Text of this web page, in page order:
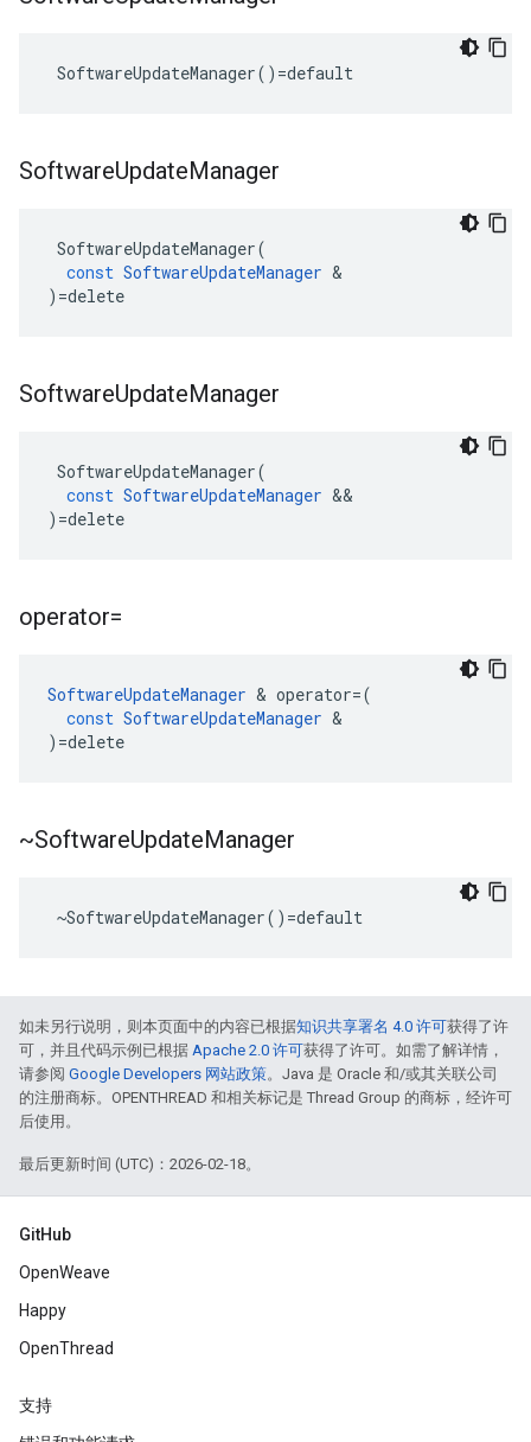
SoftwareUpdateManager()=default
SoftwareUpdateManager
SoftwareUpdateManager(
const SoftwareUpdateManager &
) =delete
SoftwareUpdateManager
SoftwareUpdateManager(
const SoftwareUpdateManager &&
) =delete
operator=
SoftwareUpdateManager & operator=(
const SoftwareUpdateManager &
) =delete
~SoftwareUpdateManager
~SoftwareUpdateManager()=default
如未另行说明，则本页面中的内容已根据知识共享署名 4.0 许可获得了许
可，并且代码示例已根据 Apache 2.0 许可获得了许可。如需了解详情，
请参阅 Google Developers 网站政策。Java 是 Oracle 和/或其关联公司
的注册商标。OPENTHREAD 和相关标记是 Thread Group 的商标，经许可
后使用。
最后更新时间 (UTC)：2026-02-18。
GitHub
OpenWeave
Happy
OpenThread
支持